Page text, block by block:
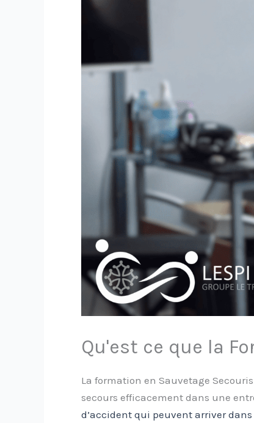
Qu'est ce que la
La formation en Sauvetage
secours efficacement dans une
d’accident qui peuvent arriver